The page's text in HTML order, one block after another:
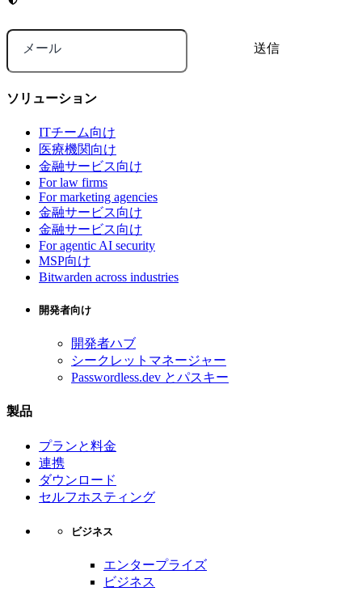
メール
ソリューション
ITチーム向け
医療機関向け
金融サービス向け
For law firms
For marketing agencies
金融サービス向け
金融サービス向け
For agentic AI security
MSP向け
Bitwarden across industries
開発者向け
開発者ハブ
シークレットマネージャー
Passwordless.dev とパスキー
製品
プランと料金
連携
ダウンロード
セルフホスティング
ビジネス
エンタープライズ
ビジネス